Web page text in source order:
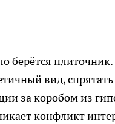
берётся
вид, спрятать
за коробом из
конфликт